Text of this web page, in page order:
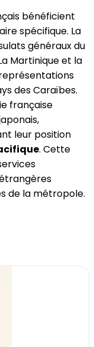
bénéficient
spécifique. La
généraux du
Martinique et la
des Caraïbes.
française
leur position
. Cette
de la métropole.